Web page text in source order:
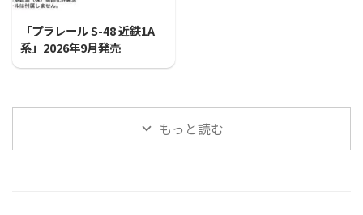
「プラレール S-48 近鉄1A
系」2026年9月発売
もっと読む